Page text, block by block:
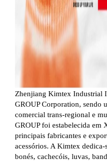
Zhenjiang Kimtex Industrial
GROUP Corporation, sendo
comercial trans-regional e
GROUP foi estabelecida em
principais fabricantes e
acessórios. A Kimtex dedica-
bonés, cachecóis, luvas,